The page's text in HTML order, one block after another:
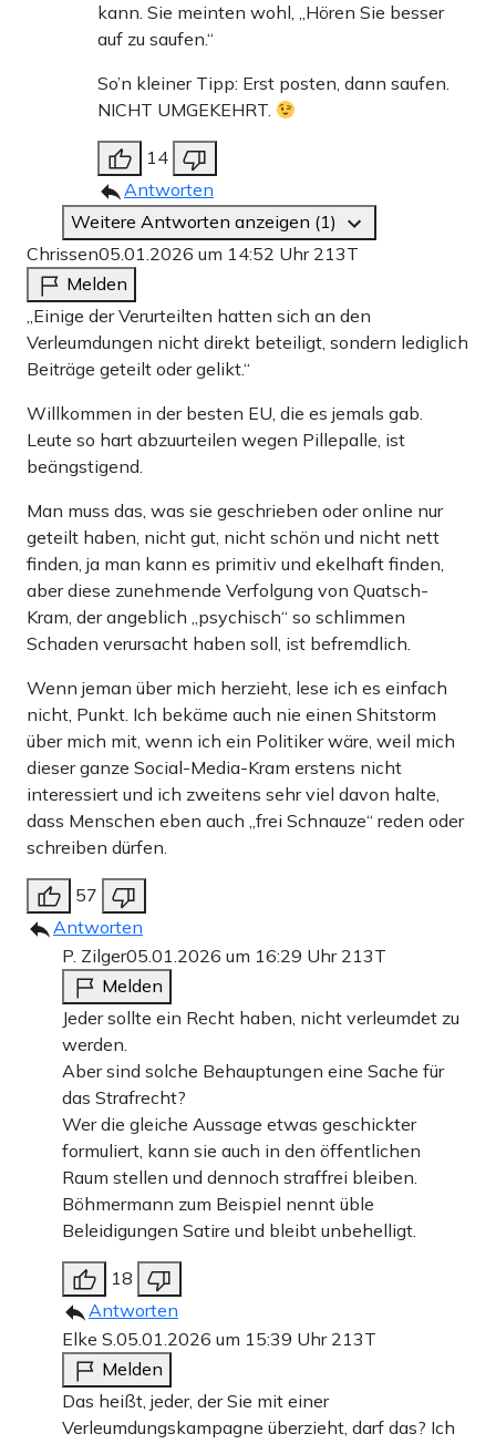
kann. Sie meinten wohl, „Hören Sie besser
auf zu saufen.“
So’n kleiner Tipp: Erst posten, dann saufen.
NICHT UMGEKEHRT.
14
Antworten
Weitere Antworten anzeigen (1)
Chrissen05.01.2026 um 14:52 Uhr 213T
Melden
„Einige der Verurteilten hatten sich an den
Verleumdungen nicht direkt beteiligt, sondern lediglich
Beiträge geteilt oder gelikt.“
Willkommen in der besten EU, die es jemals gab.
Leute so hart abzuurteilen wegen Pillepalle, ist
beängstigend.
Man muss das, was sie geschrieben oder online nur
geteilt haben, nicht gut, nicht schön und nicht nett
finden, ja man kann es primitiv und ekelhaft finden,
aber diese zunehmende Verfolgung von Quatsch-
Kram, der angeblich „psychisch“ so schlimmen
Schaden verursacht haben soll, ist befremdlich.
Wenn jeman über mich herzieht, lese ich es einfach
nicht, Punkt. Ich bekäme auch nie einen Shitstorm
über mich mit, wenn ich ein Politiker wäre, weil mich
dieser ganze Social-Media-Kram erstens nicht
interessiert und ich zweitens sehr viel davon halte,
dass Menschen eben auch „frei Schnauze“ reden oder
schreiben dürfen.
57
Antworten
P. Zilger05.01.2026 um 16:29 Uhr 213T
Melden
Jeder sollte ein Recht haben, nicht verleumdet zu
werden.
Aber sind solche Behauptungen eine Sache für
das Strafrecht?
Wer die gleiche Aussage etwas geschickter
formuliert, kann sie auch in den öffentlichen
Raum stellen und dennoch straffrei bleiben.
Böhmermann zum Beispiel nennt üble
Beleidigungen Satire und bleibt unbehelligt.
18
Antworten
Elke S.05.01.2026 um 15:39 Uhr 213T
Melden
Das heißt, jeder, der Sie mit einer
Verleumdungskampagne überzieht, darf das? Ich